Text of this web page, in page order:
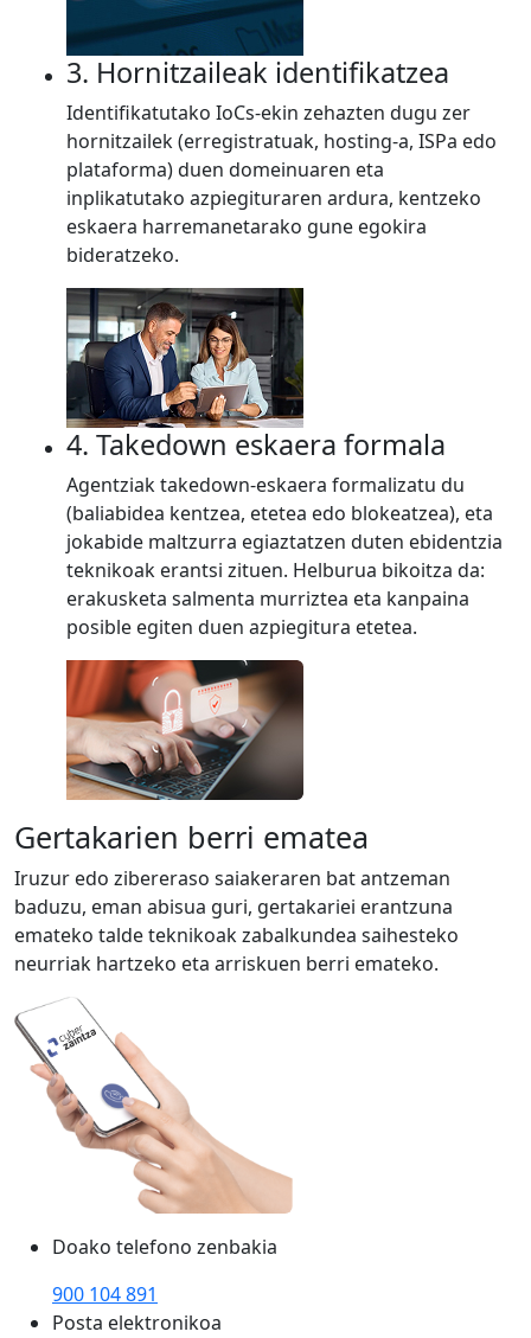
3. Hornitzaileak identifikatzea
Identifikatutako IoCs-ekin zehazten dugu zer
hornitzailek (erregistratuak, hosting-a, ISPa edo
plataforma) duen domeinuaren eta
inplikatutako azpiegituraren ardura, kentzeko
eskaera harremanetarako gune egokira
bideratzeko.
4. Takedown eskaera formala
Agentziak takedown-eskaera formalizatu du
(baliabidea kentzea, etetea edo blokeatzea), eta
jokabide maltzurra egiaztatzen duten ebidentzia
teknikoak erantsi zituen. Helburua bikoitza da:
erakusketa salmenta murriztea eta kanpaina
posible egiten duen azpiegitura etetea.
Gertakarien berri ematea
Iruzur edo zibereraso saiakeraren bat antzeman
baduzu, eman abisua guri, gertakariei erantzuna
emateko talde teknikoak zabalkundea saihesteko
neurriak hartzeko eta arriskuen berri emateko.
Doako telefono zenbakia
900 104 891
Posta elektronikoa